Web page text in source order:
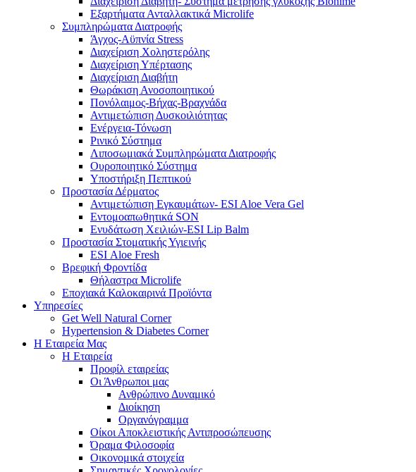
Εξαρτήματα Ανταλλακτικά Microlife
Συμπληρώματα Διατροφής
Άγχος-Αϋπνία Stress
Διαχείριση Χοληστερόλης
Διαχείριση Υπέρτασης
Διαχείριση Διαβήτη
Θωράκιση Ανοσοποιητικού
Πονόλαιμος-Βήχας-Βραχνάδα
Αντιμετώπιση Δυσκοιλιότητας
Eνέργεια-Τόνωση
Ρινικό Σύστημα
Λιποσωμιακά Συμπληρώματα Διατροφής
Ουροποιητικό Σύστημα
Υποστήριξη Πεπτικού
Προστασία Δέρματος
Αντιμετώπιση Εγκαυμάτων- ESI Aloe Vera Gel
Εντομοαπωθητικά SON
Ενυδάτωση Χειλιών-ESI Lip Balm
Προστασία Στοματικής Υγιεινής
ESI Αloe Fresh
Βρεφική Φροντίδα
Θήλαστρα Microlife
Εποχιακά Καλοκαιρινά Προϊόντα
Υπηρεσίες
Get Well Natural Corner
Hypertension & Diabetes Corner
Η Εταιρεία Μας
Η Εταιρεία
Προφίλ εταιρείας
Οι Άνθρωποι μας
Ανθρώπινο Δυναμικό
Διοίκηση
Οργανόγραμμα
Οίκοι Αποκλειστικής Αντιπροσώπευσης
Όραμα Φιλοσοφία
Οικονομικά στοιχεία